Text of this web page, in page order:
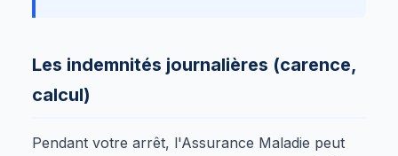
Les indemnités journalières (carence,
calcul)
Pendant votre arrêt, l'Assurance Maladie peut